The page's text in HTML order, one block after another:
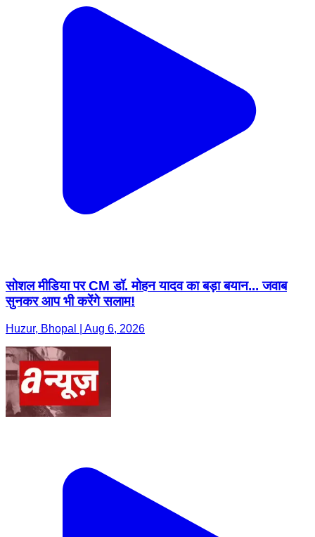
सोशल मीडिया पर CM डॉ. मोहन यादव का बड़ा बयान... जवाब
सुनकर आप भी करेंगे सलाम!
Huzur, Bhopal | Aug 6, 2026